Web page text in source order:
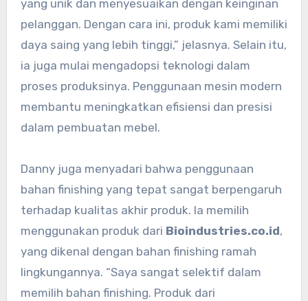
yang unik dan menyesuaikan dengan keinginan
pelanggan. Dengan cara ini, produk kami memiliki
daya saing yang lebih tinggi,” jelasnya. Selain itu,
ia juga mulai mengadopsi teknologi dalam
proses produksinya. Penggunaan mesin modern
membantu meningkatkan efisiensi dan presisi
dalam pembuatan mebel.
Danny juga menyadari bahwa penggunaan
bahan finishing yang tepat sangat berpengaruh
terhadap kualitas akhir produk. Ia memilih
menggunakan produk dari Bioindustries.co.id,
yang dikenal dengan bahan finishing ramah
lingkungannya. “Saya sangat selektif dalam
memilih bahan finishing. Produk dari